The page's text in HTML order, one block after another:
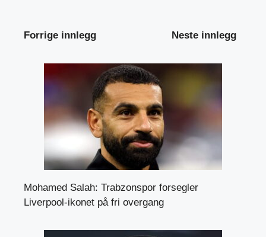
Forrige innlegg Neste innlegg
Mohamed Salah: Trabzonspor forsegler
Liverpool-ikonet på fri overgang